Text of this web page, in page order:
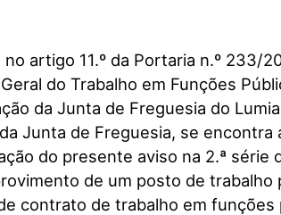
artigo 11.º da Portaria n.º 233/
do Trabalho em Funções
da Junta de Freguesia do
Junta de Freguesia, se
do presente aviso na 2.ª série
de um posto de
contrato de trabalho em